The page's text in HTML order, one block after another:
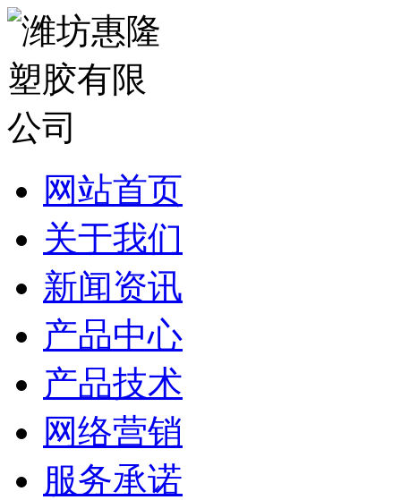
网站首页
关于我们
新闻资讯
产品中心
产品技术
网络营销
服务承诺